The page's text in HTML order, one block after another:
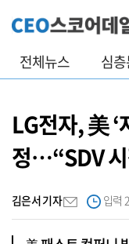
전체뉴스 심
LG전자, 美 ‘
정…“SDV
김은서 기자 입력